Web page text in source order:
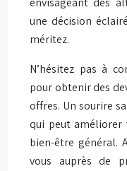
une décision
méritez.
N’hésitez pas à
pour obtenir des
offres. Un sourire
qui peut améliorer
bien-être général.
vous auprès de